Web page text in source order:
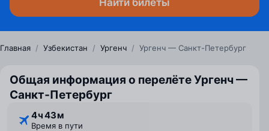
Найти билеты
Главная / Узбекистан / Ургенч / Ургенч — Санкт-Петербург
Общая информация о перелёте Ургенч —
Санкт‑Петербург
4 ⁠ч 43 ⁠м
Время в пути